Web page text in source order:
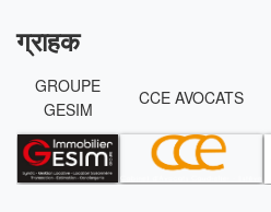
ग्राहक
GROUPE
GESIM
CCE AVOCATS